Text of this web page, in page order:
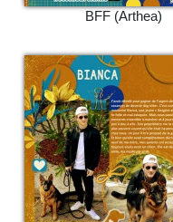
BFF (Arthea)